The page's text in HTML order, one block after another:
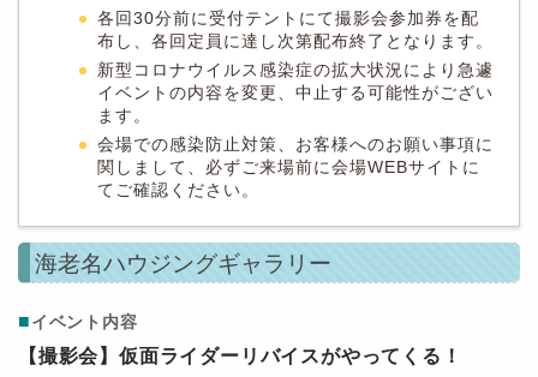
各回30分前に受付テントにて撮影会参加券を配
布し、各回定員に達し次第配布終了となります。
新型コロナウイルス感染症の拡大状況により急遽
イベントの内容を変更、中止する可能性がござい
ます。
会場での感染防止対策、お客様へのお願い事項に
関しまして、必ずご来場前に会場WEBサイトに
てご確認ください。
海老名ハウジングギャラリー
■イベント内容
【撮影会】仮面ライダーリバイスがやってくる！